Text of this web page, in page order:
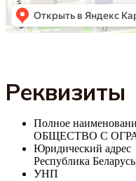
Реквизиты
Полное
ОБЩЕСТВО С
Юридический адрес
Республика
УНП